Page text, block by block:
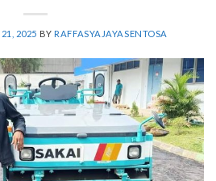
2025 BYRAFFASYAJAYASENTOSA